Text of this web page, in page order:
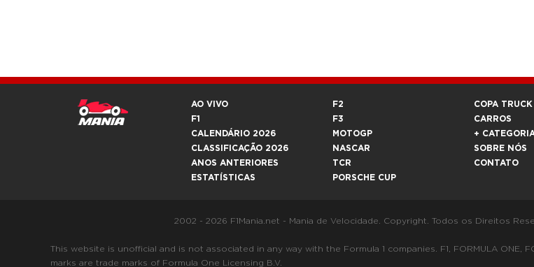
AO VIVO
F1
CALENDÁRIO 2026
CLASSIFICAÇÃO 2026
ANOS ANTERIORES
ESTATÍSTICAS
F2
F3
MOTOGP
NASCAR
TCR
PORSCHE CUP
COPA TRUCK
CARROS
+
SOBRE NÓS
CONTATO
2002 - 2026 F1Mania.net - Mania de Velocidade. Copyright. Todos os Direitos
This website is unofficial and is not associated in any way with the Formula 1 companies. F1, FORMULA ONE,
marks are trade marks of Formula One Licensing B.V.